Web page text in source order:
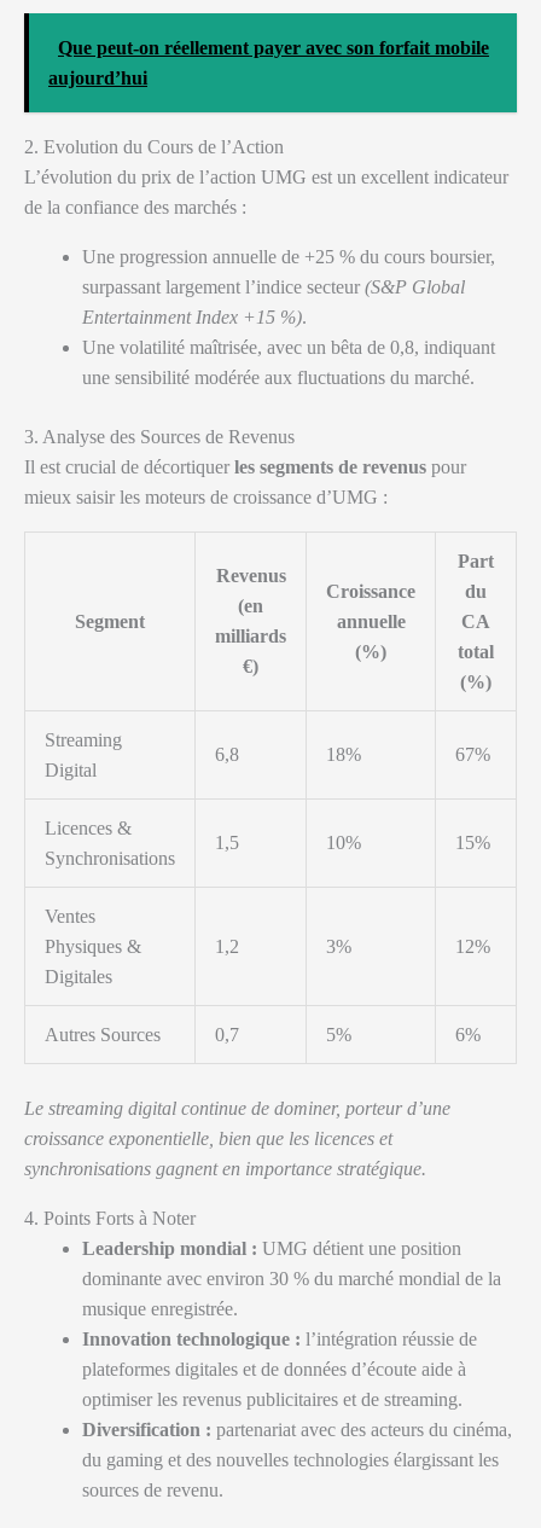
Que peut-on réellement payer avec son forfait mobile
aujourd’hui
2. Evolution du Cours de l’Action
L’évolution du prix de l’action UMG est un excellent indicateur
de la confiance des marchés :
Une progression annuelle de +25 % du cours boursier,
surpassant largement l’indice secteur (S&P Global
Entertainment Index +15 %).
Une volatilité maîtrisée, avec un bêta de 0,8, indiquant
une sensibilité modérée aux fluctuations du marché.
3. Analyse des Sources de Revenus
Il est crucial de décortiquer les segments de revenus pour
mieux saisir les moteurs de croissance d’UMG :
Segment
Revenus
(en
milliards
€)
Croissance
annuelle
(%)
Part
du
CA
total
(%)
Streaming
Digital
6,8 18% 67%
Licences &
Synchronisations
1,5 10% 15%
Ventes
Physiques &
Digitales
1,2 3% 12%
Autres Sources 0,7 5% 6%
Le streaming digital continue de dominer, porteur d’une
croissance exponentielle, bien que les licences et
synchronisations gagnent en importance stratégique.
4. Points Forts à Noter
Leadership mondial : UMG détient une position
dominante avec environ 30 % du marché mondial de la
musique enregistrée.
Innovation technologique : l’intégration réussie de
plateformes digitales et de données d’écoute aide à
optimiser les revenus publicitaires et de streaming.
Diversification : partenariat avec des acteurs du cinéma,
du gaming et des nouvelles technologies élargissant les
sources de revenu.